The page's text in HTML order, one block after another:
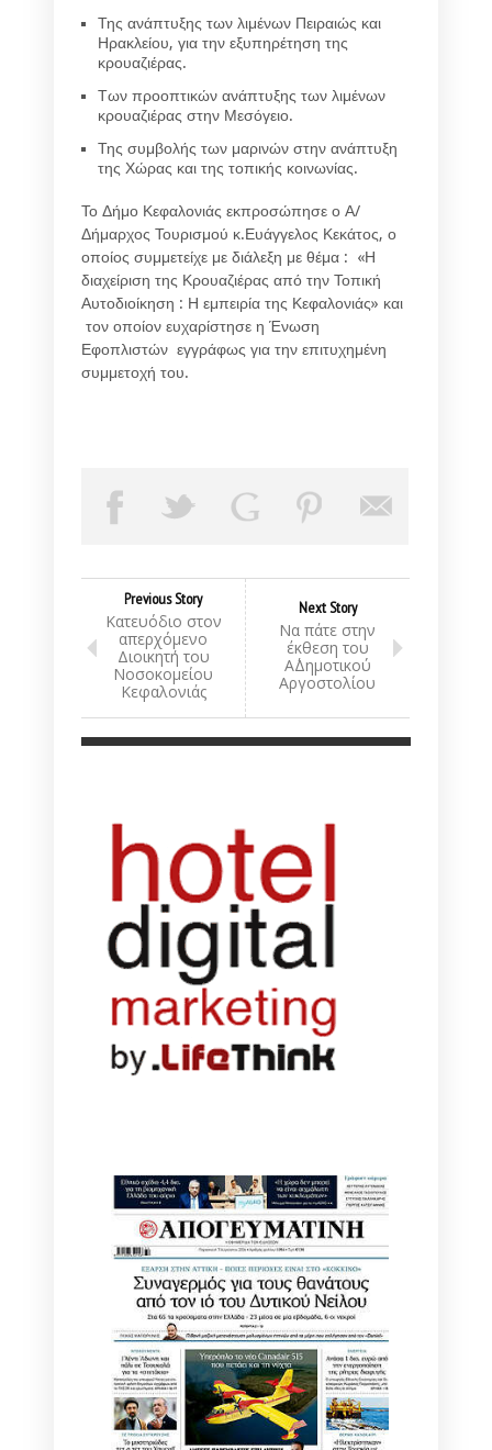
Της ανάπτυξης των λιμένων Πειραιώς και
Ηρακλείου, για την εξυπηρέτηση της
κρουαζιέρας.
Των προοπτικών ανάπτυξης των λιμένων
κρουαζιέρας στην Μεσόγειο.
Της συμβολής των μαρινών στην ανάπτυξη
της Χώρας και της τοπικής κοινωνίας.
Το Δήμο Κεφαλονιάς εκπροσώπησε ο Α/
Δήμαρχος Τουρισμού κ.Ευάγγελος Κεκάτος, ο
οποίος συμμετείχε με διάλεξη με θέμα : «Η
διαχείριση της Κρουαζιέρας από την Τοπική
Αυτοδιοίκηση : Η εμπειρία της Κεφαλονιάς» και
τον οποίον ευχαρίστησε η Ένωση
Εφοπλιστών εγγράφως για την επιτυχημένη
συμμετοχή του.
Previous Story
Κατευόδιο στον
απερχόμενο
Διοικητή του
Νοσοκομείου
Κεφαλονιάς
Next Story
Να πάτε στην
έκθεση του
Α΄Δημοτικού
Αργοστολίου